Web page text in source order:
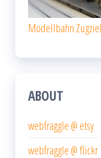
Modellbahn
ABOUT
webfraggle @ etsy
webfraggle @ flickr